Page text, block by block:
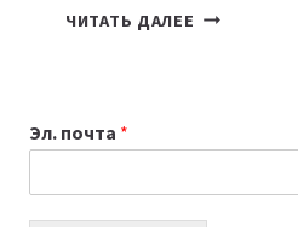
ЧИТАТЬ ДАЛЕЕ 7
СОЗДАВАТЬ
Эл. почта *